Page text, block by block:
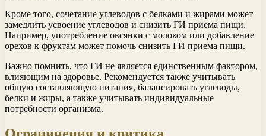
Кроме того, сочетание углеводов с белками и жирами может
замедлить усвоение углеводов и снизить ГИ приема пищи.
Например, употребление овсянки с молоком или добавление
орехов к фруктам может помочь снизить ГИ приема пищи.
Важно помнить, что ГИ не является единственным фактором,
влияющим на здоровье. Рекомендуется также учитывать
общую составляющую питания, балансировать углеводы,
белки и жиры, а также учитывать индивидуальные
потребности организма.